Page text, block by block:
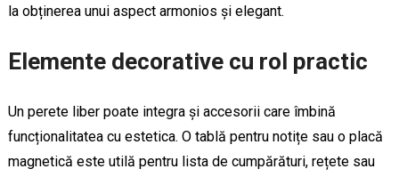
la obținerea unui aspect armonios și elegant.
Elemente decorative cu rol practic
Un perete liber poate integra și accesorii care îmbină
funcționalitatea cu estetica. O tablă pentru notițe sau o placă
magnetică este utilă pentru lista de cumpărături, rețete sau